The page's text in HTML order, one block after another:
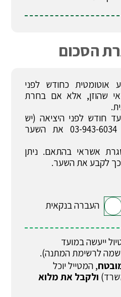
הסכום
כחודש לפני
שהוזן, אלא אם בחרת
חודש לפני היציאה (יש
לבדוק איתנו בטלפון 03-943-6034 את השער
אשראי בהתאם. ניתן
לקבע את השער.
העברה בנקאית
ייעשה במועד
לרשימת המתנה).
, המטייל יוכל
ולקבל את מלוא